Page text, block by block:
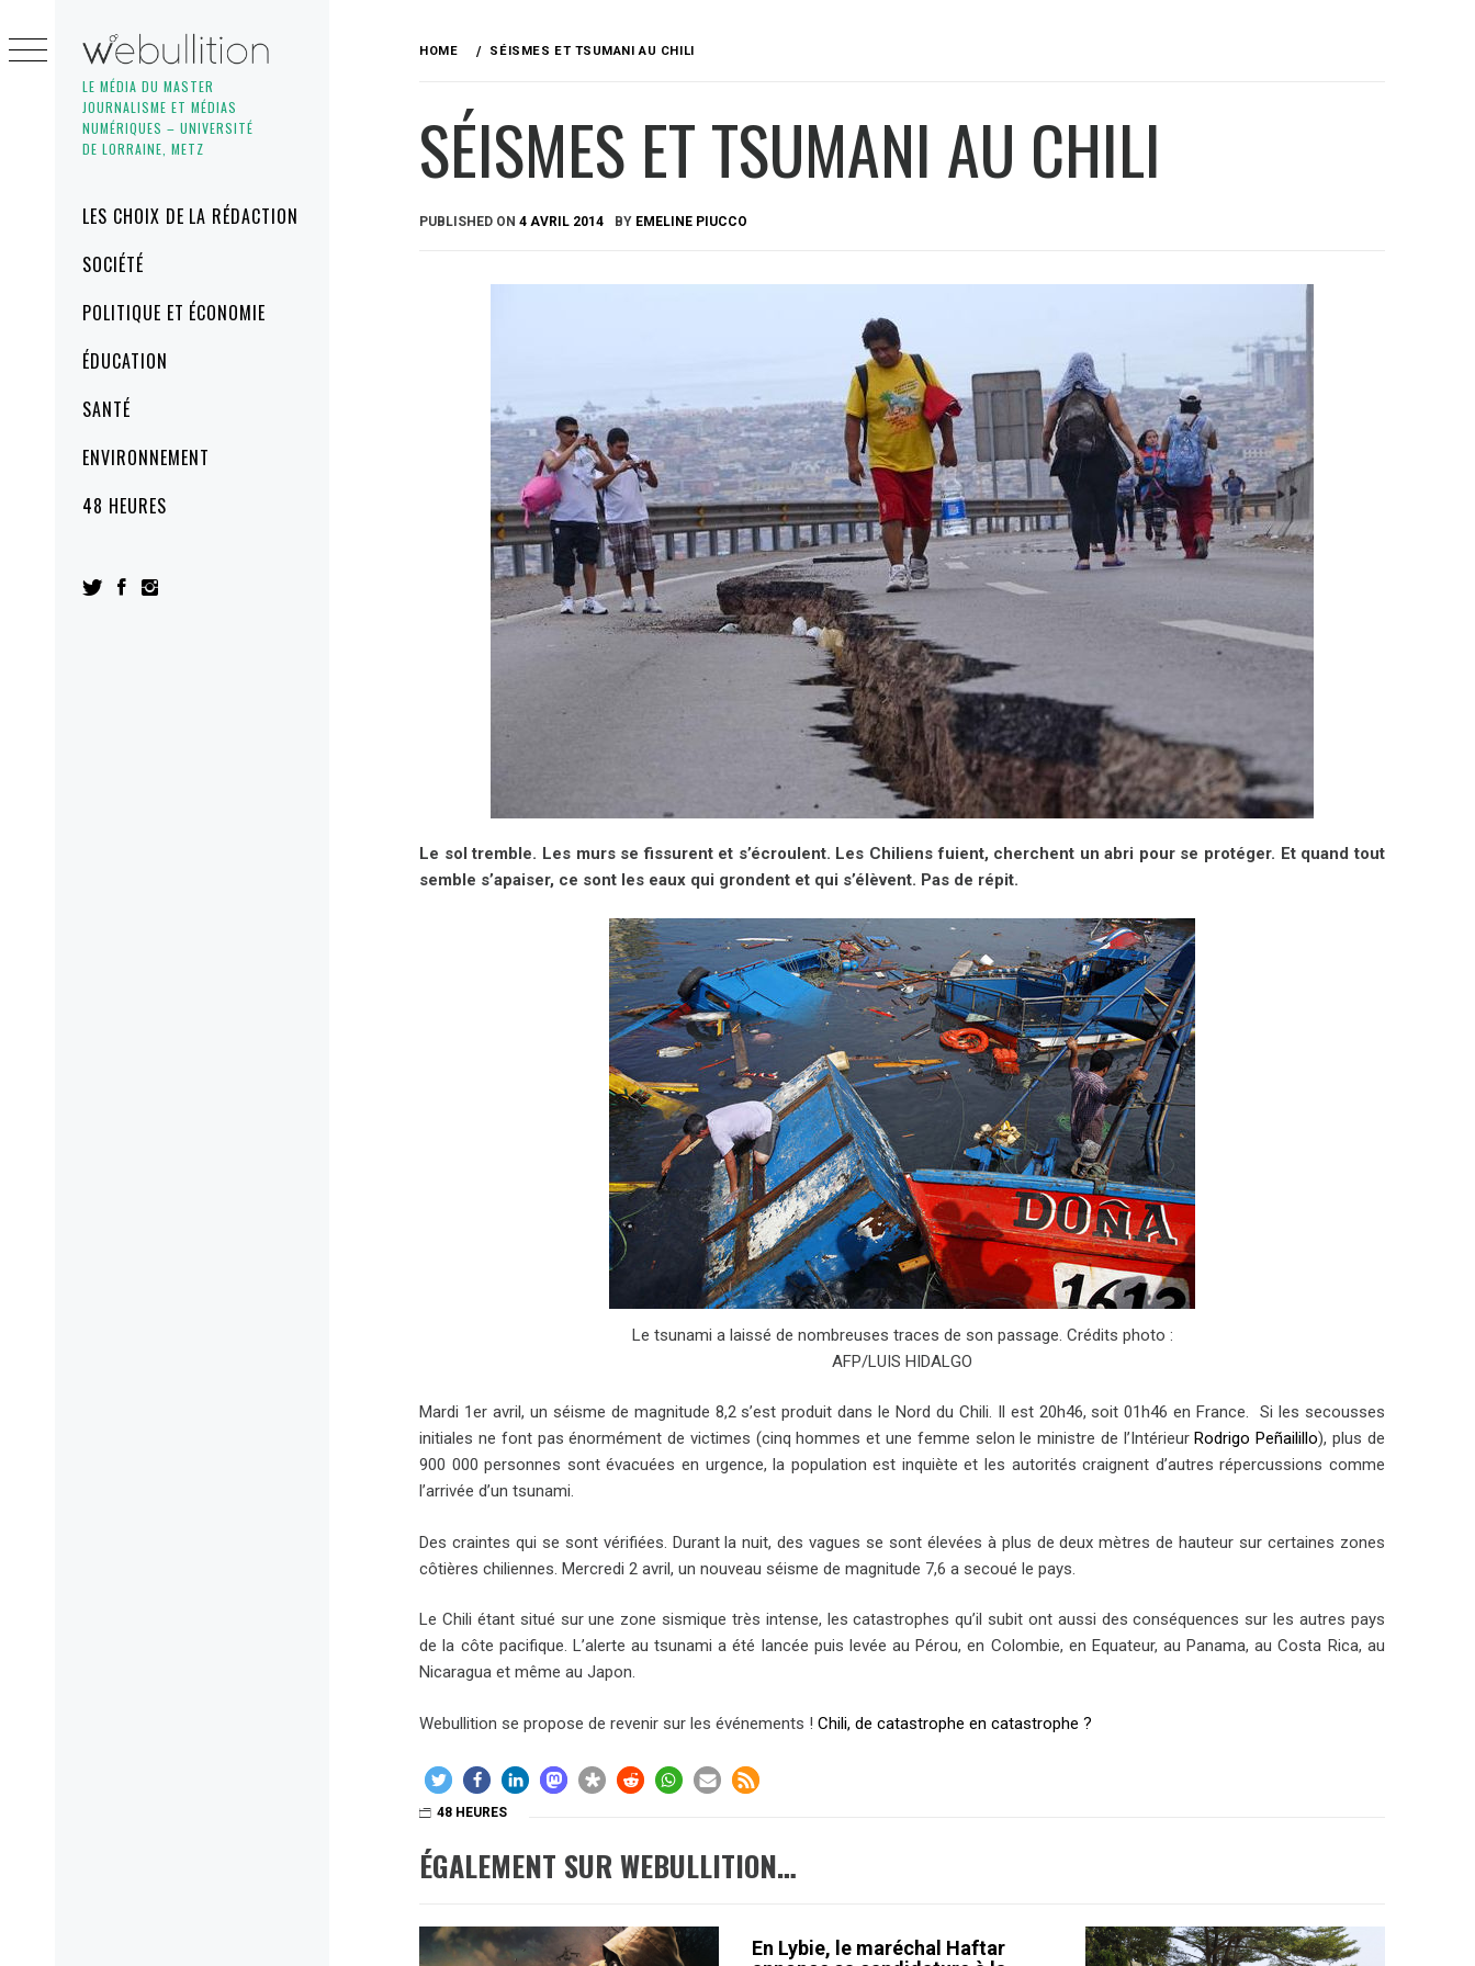
LE MÉDIA DU MASTER
JOURNALISME ET MÉDIAS
NUMÉRIQUES – UNIVERSITÉ
DE LORRAINE, METZ
MenuLES CHOIX DE LA RÉDACTION
SOCIÉTÉ
POLITIQUE ET ÉCONOMIE
ÉDUCATION
SANTÉ
ENVIRONNEMENT
48 HEURES
to
content
HOME SÉISMES ET TSUMANI AU CHILI
SÉISMES ET TSUMANI AU CHILI
PUBLISHED ON4 AVRIL 2014 BY EMELINE PIUCCO
Le sol tremble. Les murs se fissurent et s’écroulent. Les Chiliens fuient, cherchent un abri pour se protéger. Et quand tout
semble s’apaiser, ce sont les eaux qui grondent et qui s’élèvent. Pas de répit.
Le tsunami a laissé de nombreuses traces de son passage. Crédits photo :
AFP/LUIS HIDALGO
Mardi 1er avril, un séisme de magnitude 8,2 s’est produit dans le Nord du Chili. Il est 20h46, soit 01h46 en France. Si les secousses
initiales ne font pas énormément de victimes (cinq hommes et une femme selon le ministre de l’IntérieurRodrigo Peñailillo), plus de
900 000 personnes sont évacuées en urgence, la population est inquiète et les autorités craignent d’autres répercussions comme
l’arrivée d’un tsunami.
Des craintes qui se sont vérifiées. Durant la nuit, des vagues se sont élevées à plus de deux mètres de hauteur sur certaines zones
côtières chiliennes. Mercredi 2 avril, un nouveau séisme de magnitude 7,6 a secoué le pays.
Le Chili étant situé sur une zone sismique très intense, les catastrophes qu’il subit ont aussi des conséquences sur les autres pays
de la côte pacifique. L’alerte au tsunami a été lancée puis levée au Pérou, en Colombie, en Equateur, au Panama, au Costa Rica, au
Nicaragua et même au Japon.
Webullition se propose de revenir sur les événements !Chili, de catastrophe en catastrophe ?
48 HEURES
ÉGALEMENT SUR WEBULLITION…
En Lybie, le maréchal Haftar